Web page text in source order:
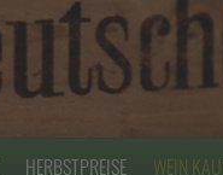
HERBSTPREISE WEIN